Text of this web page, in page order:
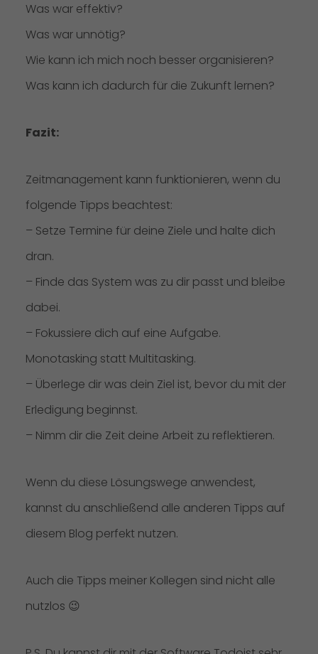
Was war effektiv?
Was war unnötig?
Wie kann ich mich noch besser organisieren?
Was kann ich dadurch für die Zukunft lernen?
Fazit:
Zeitmanagement kann funktionieren, wenn du
folgende Tipps beachtest:
– Setze Termine für deine Ziele und halte dich
dran.
– Finde das System was zu dir passt und bleibe
dabei.
– Fokussiere dich auf eine Aufgabe.
Monotasking statt Multitasking.
– Überlege dir was dein Ziel ist, bevor du mit der
Erledigung beginnst.
– Nimm dir die Zeit deine Arbeit zu reflektieren.
Wenn du diese Lösungswege anwendest,
kannst du anschließend alle anderen Tipps auf
diesem Blog perfekt nutzen.
Auch die Tipps meiner Kollegen sind nicht alle
nutzlos 😉